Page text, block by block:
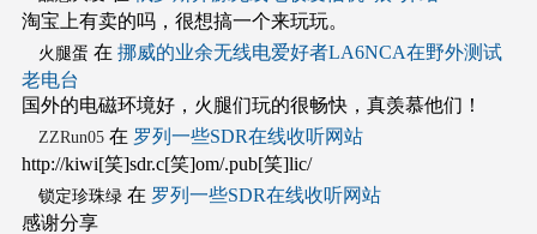
淘宝上有卖的吗，很想搞一个来玩玩。
火腿蛋 在 挪威的业余无线电爱好者LA6NCA在野外测试
老电台
国外的电磁环境好，火腿们玩的很畅快，真羡慕他们！
ZZRun05在 罗列一些SDR在线收听网站
http://kiwi[笑]sdr.c[笑]om/.pub[笑]lic/
锁定珍珠绿在 罗列一些SDR在线收听网站
感谢分享